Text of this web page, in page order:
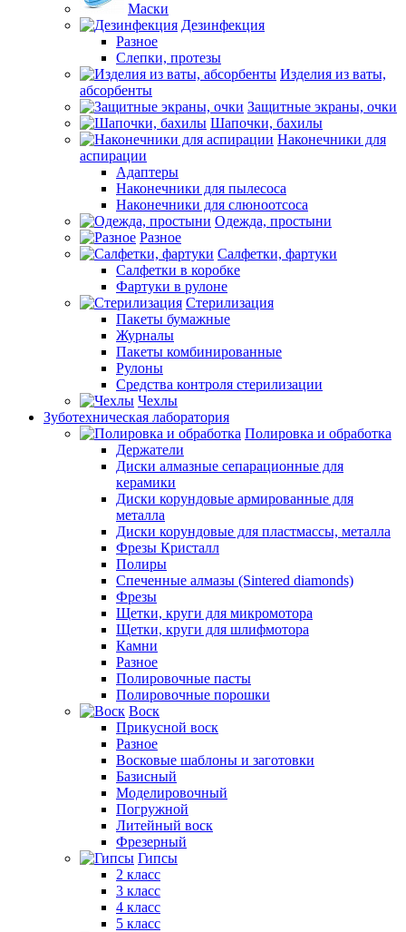
Маски
Дезинфекция
Разное
Слепки, протезы
Изделия из ваты,
абсорбенты
Защитные экраны, очки
Шапочки, бахилы
Наконечники для
аспирации
Адаптеры
Наконечники для пылесоса
Наконечники для слюноотсоса
Одежда, простыни
Разное
Салфетки, фартуки
Салфетки в коробке
Фартуки в рулоне
Стерилизация
Пакеты бумажные
Журналы
Пакеты комбинированные
Рулоны
Средства контроля стерилизации
Чехлы
Зуботехническая лаборатория
Полировка и обработка
Держатели
Диски алмазные сепарационные для
керамики
Диски корундовые армированные для
металла
Диски корундовые для пластмассы, металла
Фрезы Кристалл
Полиры
Спеченные алмазы (Sintered diamonds)
Фрезы
Щетки, круги для микромотора
Щетки, круги для шлифмотора
Камни
Разное
Полировочные пасты
Полировочные порошки
Воск
Прикусной воск
Разное
Восковые шаблоны и заготовки
Базисный
Моделировочный
Погружной
Литейный воск
Фрезерный
Гипсы
2 класс
3 класс
4 класс
5 класс